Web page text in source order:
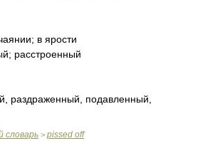
в ярости
расстроенный
раздраженный, подавленный,
словарь > pissed off